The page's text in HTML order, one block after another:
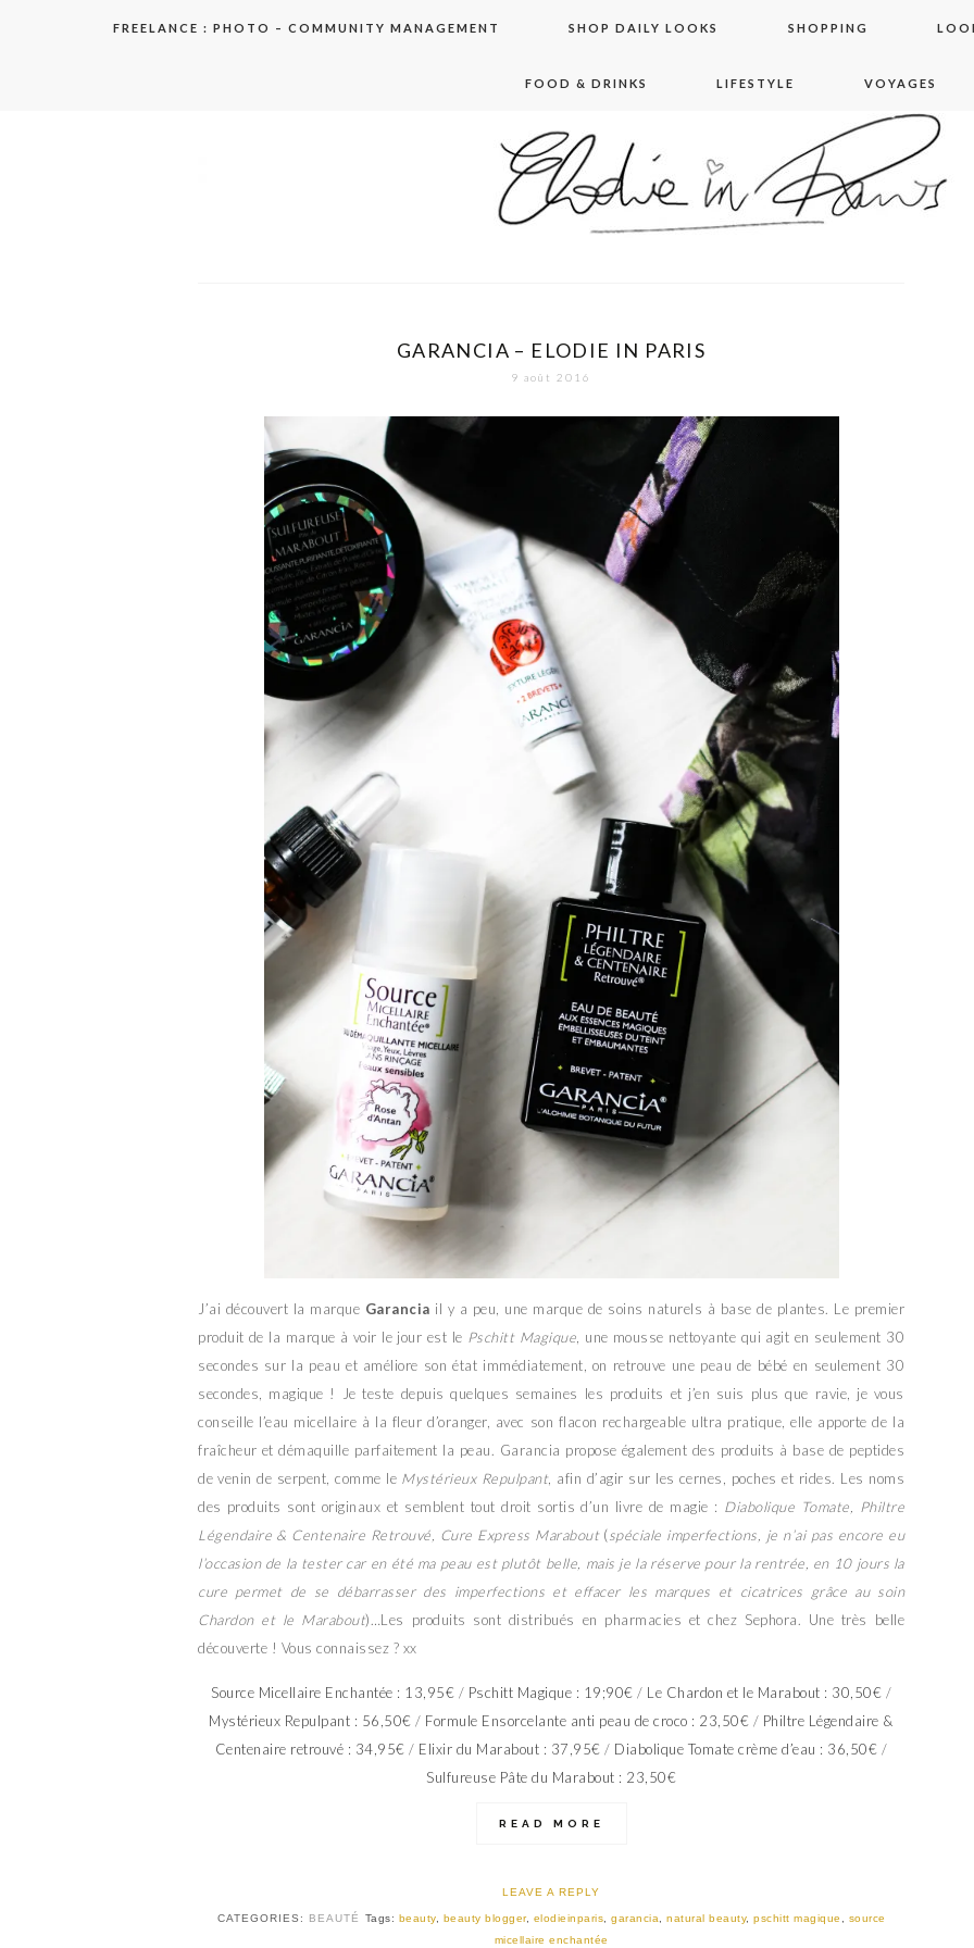
FREELANCE : PHOTO – COMMUNITY MANAGEMENT SHOP DAILY LOOKS SHOPPING
FOOD & DRINKS LIFESTYLE VOYAGES
elodie in paris
GARANCIA – ELODIE IN PARIS
9 août 2016
J’ai découvert la marque Garancia il y a peu, une marque de soins naturels à base de plantes. Le premier
produit de la marque à voir le jour est le Pschitt Magique , une mousse nettoyante qui agit en seulement 30
secondes sur la peau et améliore son état immédiatement, on retrouve une peau de bébé en seulement 30
secondes, magique ! Je teste depuis quelques semaines les produits et j’en suis plus que ravie, je vous
conseille l’eau micellaire à la fleur d’oranger, avec son flacon rechargeable ultra pratique, elle apporte de la
fraîcheur et démaquille parfaitement la peau. Garancia propose également des produits à base de peptides
de venin de serpent, comme le Mystérieux Repulpant, afin d’agir sur les cernes, poches et rides. Les noms
des produits sont originaux et semblent tout droit sortis d’un livre de magie : Diabolique Tomate, Philtre
Légendaire & Centenaire Retrouvé, Cure Express Marabout(spéciale imperfections, je n’ai pas encore eu
l’occasion de la tester car en été ma peau est plutôt belle, mais je la réserve pour la rentrée, en 10 jours la
cure permet de se débarrasser des imperfections et effacer les marques et cicatrices grâce au soin
Chardon et le Marabout)…Les produits sont distribués en pharmacies et chez Sephora. Une très belle
découverte ! Vous connaissez ? xx
Source Micellaire Enchantée : 13,95€ / Pschitt Magique : 19;90€ / Le Chardon et le Marabout : 30,50€ /
Mystérieux Repulpant : 56,50€ / Formule Ensorcelante anti peau de croco : 23,50€ / Philtre Légendaire &
Centenaire retrouvé : 34,95€ / Elixir du Marabout : 37,95€ / Diabolique Tomate crème d’eau : 36,50€ /
Sulfureuse Pâte du Marabout : 23,50€
READ MORE
LEAVE A REPLY
CATEGORIES: BEAUTÉ Tags: beauty, beauty blogger, elodieinparis garancia natural beauty, pschitt magique
source
micellaire enchantée